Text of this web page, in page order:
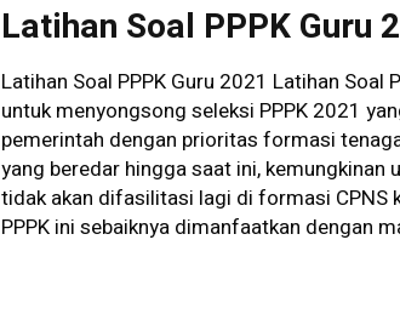
Latihan Soal PPPK Guru
Latihan Soal PPPK Guru 2021 Latihan Soal
untuk menyongsong seleksi PPPK 2021
pemerintah dengan prioritas formasi
yang beredar hingga saat ini, kemungkinan
tidak akan difasilitasi lagi di formasi CPNS
PPPK ini sebaiknya dimanfaatkan dengan